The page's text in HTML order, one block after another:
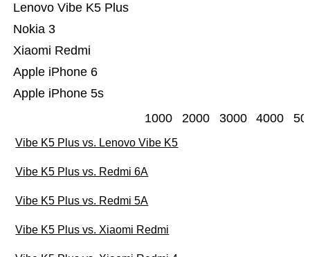
Apple iPhone 5s
Apple iPhone 6
Xiaomi Redmi
Nokia 3
Lenovo Vibe K5 Plus
1000 2000 3000 4000
Vibe K5 Plus vs. Lenovo Vibe K5
Vibe K5 Plus vs. Redmi 6A
Vibe K5 Plus vs. Redmi 5A
Vibe K5 Plus vs. Xiaomi Redmi